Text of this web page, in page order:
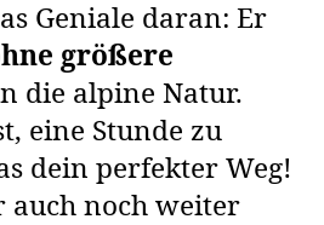
Geniale daran: Er
größere
die alpine Natur.
eine Stunde zu
dein perfekter Weg!
auch noch weiter